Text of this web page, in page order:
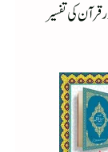
کی تفسیر